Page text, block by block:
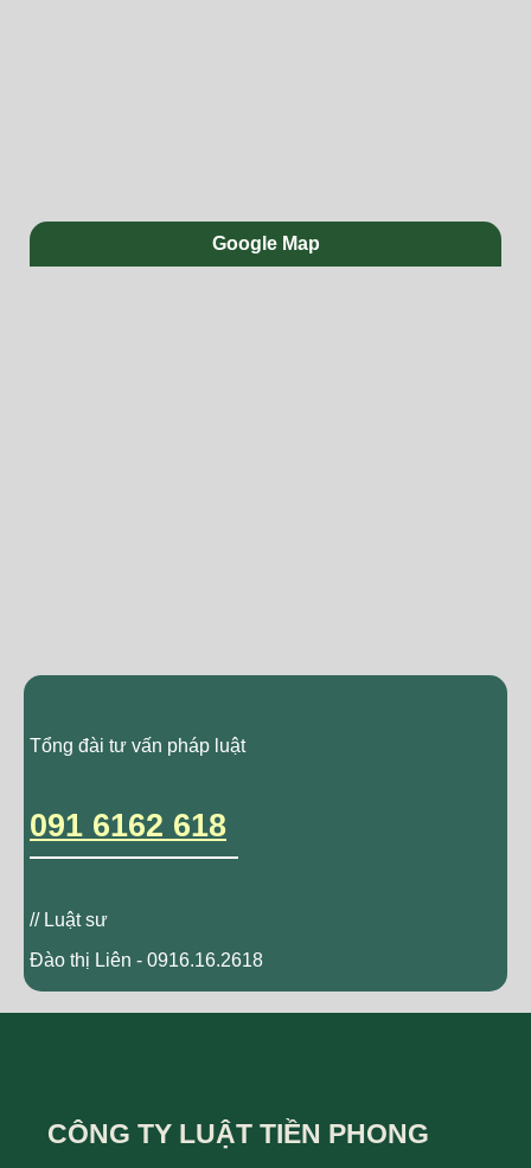
Google Map
Tổng đài tư vấn pháp luật
091 6162 618
// Luật sư
Đào thị Liên - 0916.16.2618
CÔNG TY LUẬT TIỀN PHONG